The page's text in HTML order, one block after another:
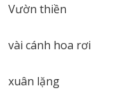
Vườn thiền
vài cánh hoa rơi
xuân lặng